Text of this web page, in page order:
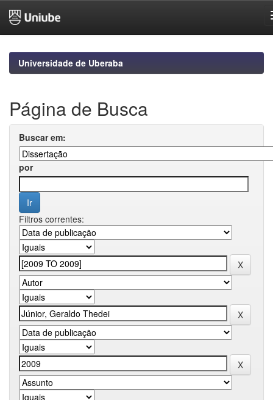
navigationUniversidade de Uberaba
Página de Busca
Buscar em:
por
Filtros correntes: